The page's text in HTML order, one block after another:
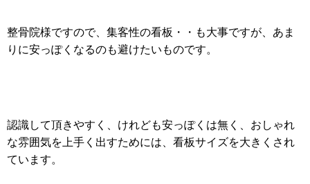
整骨院様ですので、集客性の看板・・も大事ですが、あま
りに安っぽくなるのも避けたいものです。
認識して頂きやすく、けれども安っぽくは無く、おしゃれ
な雰囲気を上手く出すためには、看板サイズを大きくされ
ています。